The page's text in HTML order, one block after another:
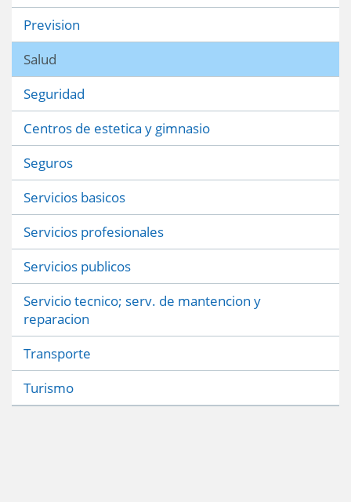
Prevision
Salud
Seguridad
Centros de estetica y gimnasio
Seguros
Servicios basicos
Servicios profesionales
Servicios publicos
Servicio tecnico; serv. de mantencion y
reparacion
Transporte
Turismo